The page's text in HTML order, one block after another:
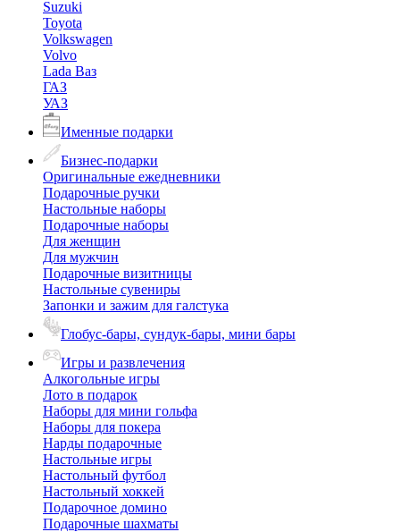
Suzuki
Toyota
Volkswagen
Volvo
Lada Ваз
ГАЗ
УАЗ
Именные подарки
Бизнес-подарки
Оригинальные ежедневники
Подарочные ручки
Настольные наборы
Подарочные наборы
Для женщин
Для мужчин
Подарочные визитницы
Настольные сувениры
Запонки и зажим для галстука
Глобус-бары, сундук-бары, мини бары
Игры и развлечения
Алкогольные игры
Лото в подарок
Наборы для мини гольфа
Наборы для покера
Нарды подарочные
Настольные игры
Настольный футбол
Настольный хоккей
Подарочное домино
Подарочные шахматы